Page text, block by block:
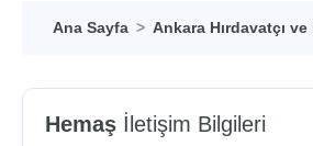
Ana Sayfa Ankara Hırdavatçı
Hemaş İletişim Bilgileri